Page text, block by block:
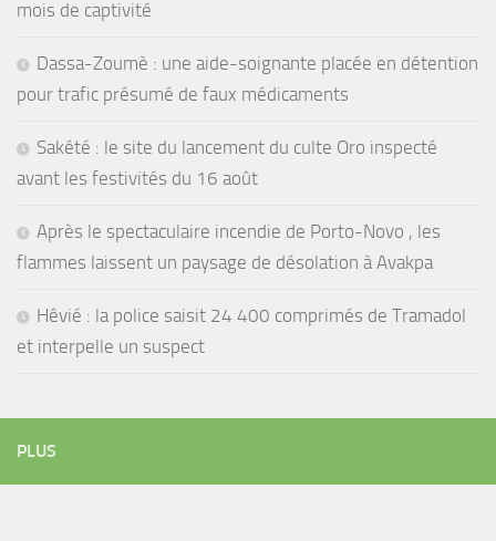
mois de captivité
Dassa-Zoumè : une aide-soignante placée en détention
pour trafic présumé de faux médicaments
Sakété : le site du lancement du culte Oro inspecté
avant les festivités du 16 août
Après le spectaculaire incendie de Porto-Novo , les
flammes laissent un paysage de désolation à Avakpa
Hêvié : la police saisit 24 400 comprimés de Tramadol
et interpelle un suspect
PLUS